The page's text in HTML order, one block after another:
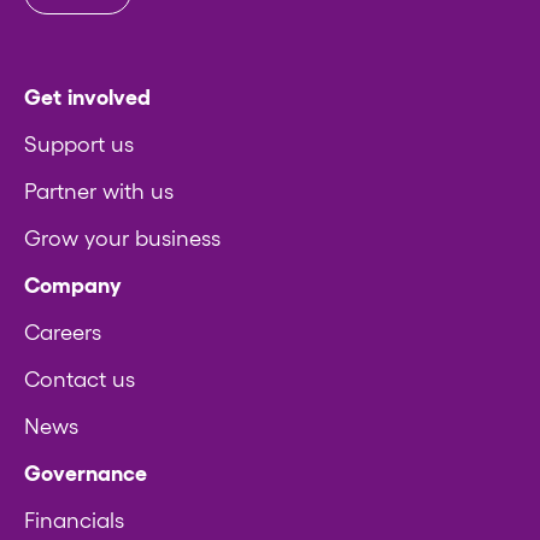
Get involved
Support us
Partner with us
Grow your business
Company
Careers
Contact us
News
Governance
Financials